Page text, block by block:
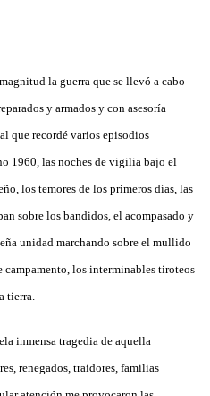
la guerra que se llevó a cabo
y armados y con asesoría
que recordé varios episodios
1960, las noches de vigilia bajo el
los temores de los primeros días, las
sobre los bandidos, el acompasado y
unidad marchando sobre el mullido
los interminables tiroteos
tierra.
inmensa tragedia de aquella
renegados, traidores, familias